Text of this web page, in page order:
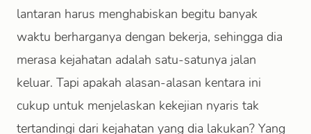
lantaran harus menghabiskan begitu banyak
waktu berharganya dengan bekerja, sehingga dia
merasa kejahatan adalah satu-satunya jalan
keluar. Tapi apakah alasan-alasan kentara ini
cukup untuk menjelaskan kekejian nyaris tak
tertandingi dari kejahatan yang dia lakukan? Yang